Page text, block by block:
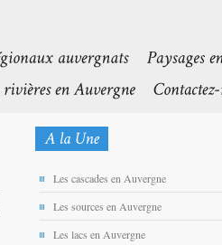
Les cascades en Auvergne
Les sources en Auvergne
Les lacs en Auvergne